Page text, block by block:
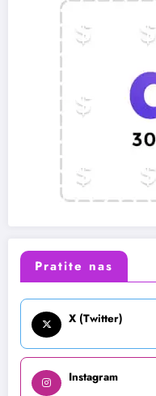
Pratite nas
X (Twitter)
Instagram